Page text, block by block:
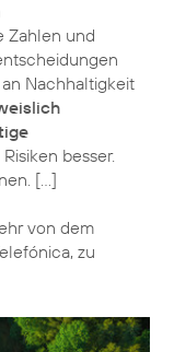
Zahlen und
Nachhaltigkeit
besser.
[…]
von dem
zu